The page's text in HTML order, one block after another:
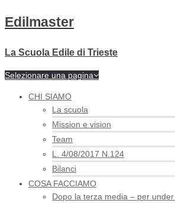
Edilmaster
La Scuola Edile di Trieste
Selezionare una pagina
CHI SIAMO
La scuola
Mission e vision
Team
L. 4/08/2017 N.124
Bilanci
COSA FACCIAMO
Dopo la terza media – per under